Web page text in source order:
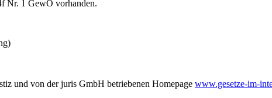
Nr. 1 GewO vorhanden.
und von der juris GmbH betriebenen Homepage www.gesetze-im-